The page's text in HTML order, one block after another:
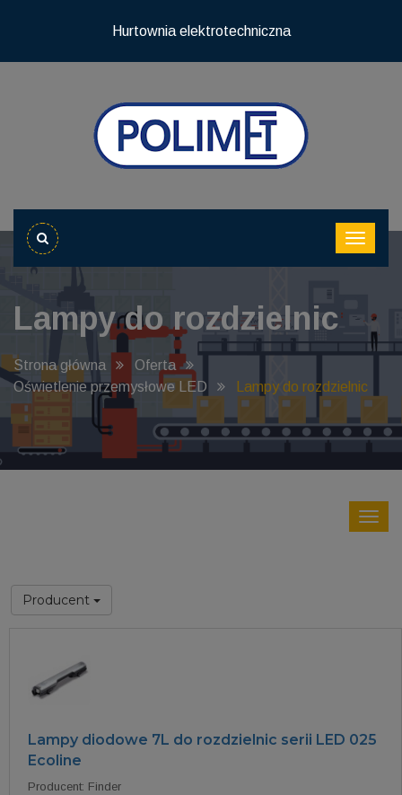
Hurtownia elektrotechniczna
Lampy do rozdzielnic
Strona główna
Oferta
Oświetlenie przemysłowe LED
Lampy do rozdzielnic
Producent
Lampy diodowe 7L do rozdzielnic serii LED 025
Ecoline
Producent: Finder